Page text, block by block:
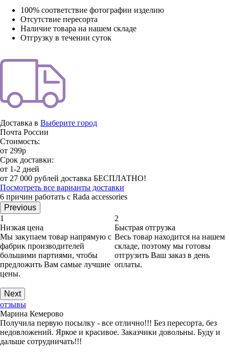
100% соответствие фотографии изделию
Отсутствие пересорта
Наличие товара на нашем складе
Отгрузку в течении суток
Доставка в Выберите город
Почта России
Стоимость:
от 299р
Срок доставки:
от 1-2 дней
от 27 000 рублей доставка БЕСПЛАТНО!
Посмотреть все варианты доставки
6 причин работать с Rada accessories
Previous
1
Низкая цена
Мы закупаем товар напрямую с
фабрик производителей
большими партиями, чтобы
предложить Вам самые лучшие
цены.
2
Быстрая отгрузка
Весь товар находится на нашем
складе, поэтому мы готовы
отгрузить Ваш заказ в день
оплаты.
Next
отзывы
Марина Кемерово
Получила первую посылку - все отлично!!! Без пересорта, без
недовложений. Яркое и красивое. Заказчики довольны. Буду и
дальше сотрудничать!!!